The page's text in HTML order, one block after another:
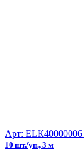
Арт: ЕLК40000006
10 шт./уп., 3 м